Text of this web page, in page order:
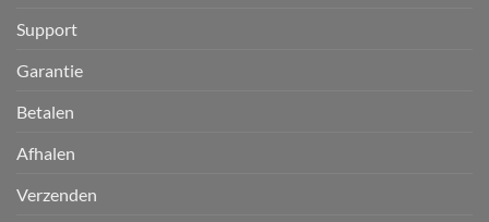
Support
Garantie
Betalen
Afhalen
Verzenden